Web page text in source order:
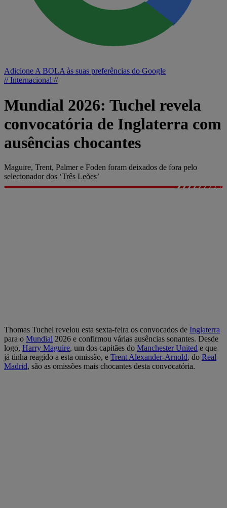
Adicione A BOLA às suas preferências do Google
// Internacional //
Mundial 2026: Tuchel revela
convocatória de Inglaterra com
ausências chocantes
Maguire, Trent, Palmer e Foden foram deixados de fora pelo
selecionador dos ‘Três Leões’
Thomas Tuchel revelou esta sexta-feira os convocados de Inglaterra
para o Mundial 2026 e confirmou várias ausências sonantes. Desde
logo, Harry Maguire, um dos capitães do Manchester United e que
já tinha reagido a esta omissão, e Trent Alexander-Arnold, do Real
Madrid, são as omissões mais chocantes desta convocatória.